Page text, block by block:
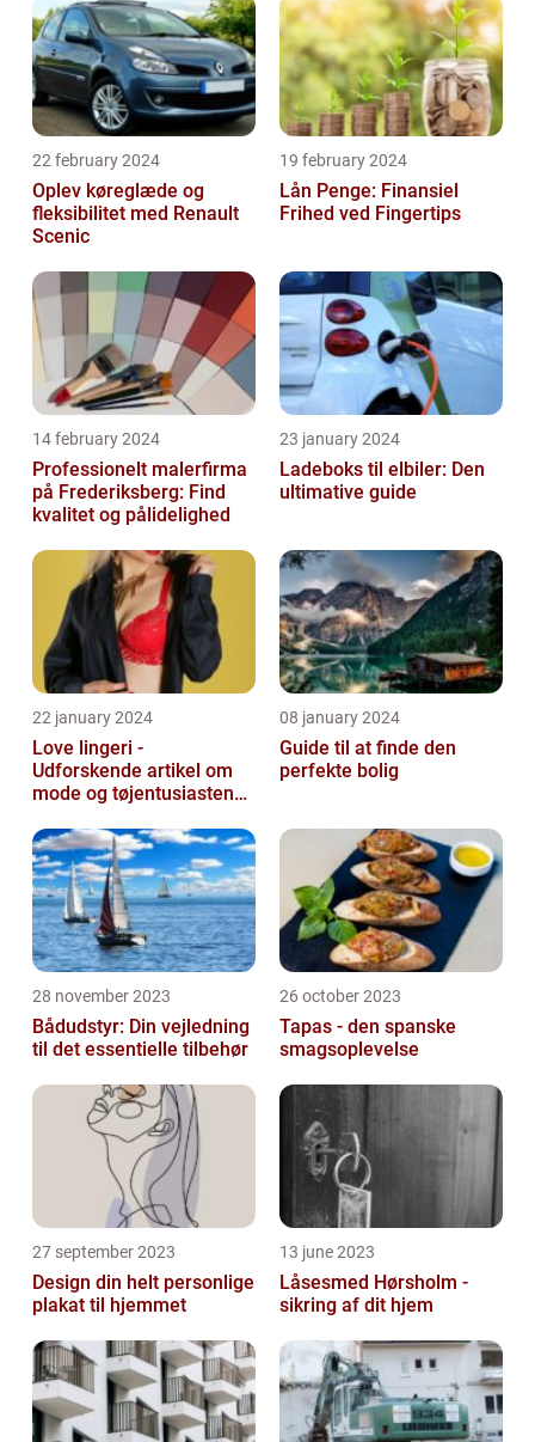
22 february 2024
Oplev køreglæde og
fleksibilitet med Renault
Scenic
19 february 2024
Lån Penge: Finansiel
Frihed ved Fingertips
14 february 2024
Professionelt malerfirma
på Frederiksberg: Find
kvalitet og pålidelighed
23 january 2024
Ladeboks til elbiler: Den
ultimative guide
22 january 2024
Love lingeri -
Udforskende artikel om
mode og tøjentusiastens
08 january 2024
Guide til at finde den
perfekte bolig
28 november 2023
Bådudstyr: Din vejledning
til det essentielle tilbehør
26 october 2023
Tapas - den spanske
smagsoplevelse
27 september 2023
Design din helt personlige
plakat til hjemmet
13 june 2023
Låsesmed Hørsholm -
sikring af dit hjem